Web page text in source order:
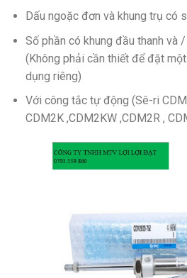
Dấu ngoặc đơn và khung trụ có
Số phần có khung đầu thanh và
(Không phải cần thiết để đặt
dụng riêng)
Với công tắc tự động (Sê-ri
CDM2K ,CDM2KW ,CDM2R ,